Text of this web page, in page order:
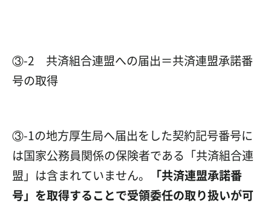
③-2 共済組合連盟への届出＝共済連盟承諾番
号の取得
③-1の地方厚生局へ届出をした契約記号番号に
は国家公務員関係の保険者である「共済組合連
盟」は含まれていません。
「共済連盟承諾番
号」を取得することで受領委任の取り扱いが可